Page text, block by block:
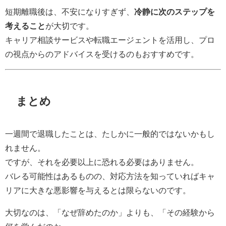
短期離職後は、不安になりすぎず、 冷静に次のステップを
考えることが大切です。
キャリア相談サービスや転職エージェントを活用し、プロ
の視点からのアドバイスを受けるのもおすすめです。
まとめ
一週間で退職したことは、たしかに一般的ではないかもし
れません。
ですが、それを必要以上に恐れる必要はありません。
バレる可能性はあるものの、対応方法を知っていればキャ
リアに大きな悪影響を与えるとは限らないのです。
大切なのは、「なぜ辞めたのか」よりも、「その経験から